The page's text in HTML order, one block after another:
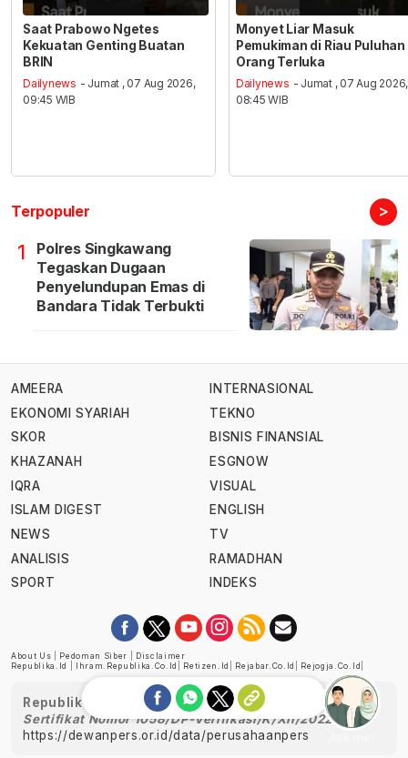
Saat Prabowo Ngetes
Kekuatan Genting Buatan
BRIN
Dailynews - Jumat , 07 Aug 2026,
09:45 WIB
Monyet Liar Masuk
Pemukiman di Riau Puluhan
Orang Terluka
Dailynews - Jumat , 07 Aug 2026,
08:45 WIB
Terpopuler >
1
Polres Singkawang
Tegaskan Dugaan
Penyelundupan Emas di
Bandara Tidak Terbukti
AMEERA
EKONOMI SYARIAH
SKOR
KHAZANAH
IQRA
ISLAM DIGEST
NEWS
ANALISIS
SPORT
INTERNASIONAL
TEKNO
BISNIS FINANSIAL
ESGNOW
VISUAL
ENGLISH
TV
RAMADHAN
INDEKS
About Us Pedoman Siber
Disclaimer
Republika.id
Ihram.republika.co.id Retizen.id Rejabar.co.id Rejogja.co.id
Republika telah diverifikasi oleh Dewan Pers
Sertifikat Nomor 1058/DP-Verifikasi/K/XII/2022
https://dewanpers.or.id/data/perusahaanpers